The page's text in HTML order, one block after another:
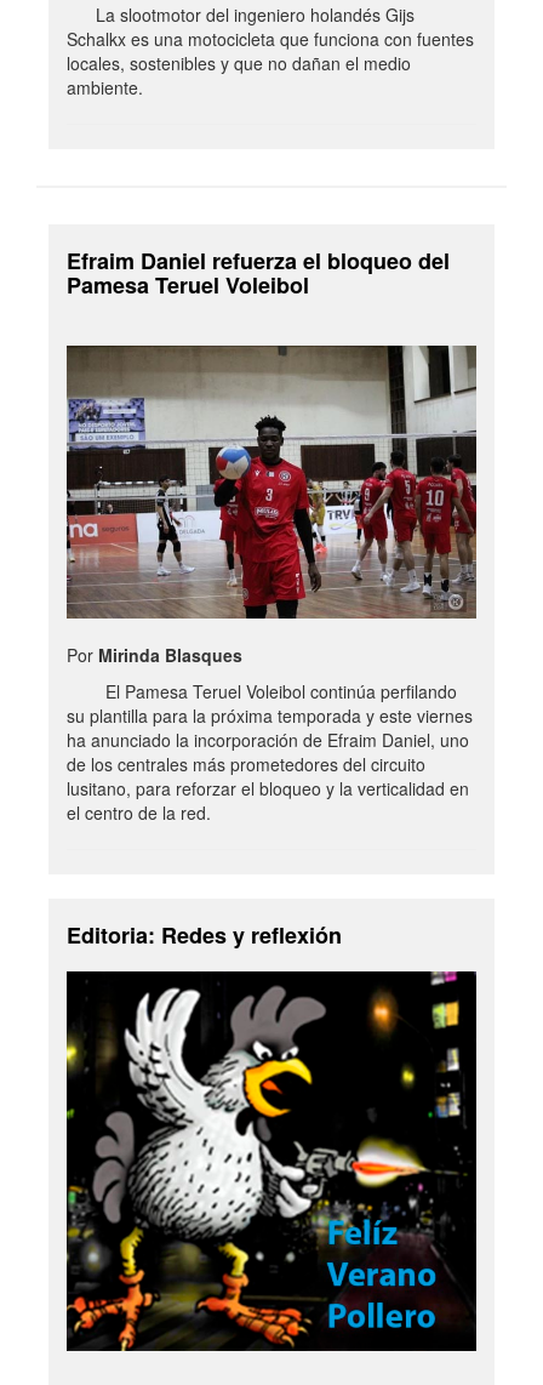
La slootmotor del ingeniero holandés Gijs
Schalkx es una motocicleta que funciona con fuentes
locales, sostenibles y que no dañan el medio
ambiente.
Efraim Daniel refuerza el bloqueo del
Pamesa Teruel Voleibol
Por Mirinda Blasques
El Pamesa Teruel Voleibol continúa perfilando
su plantilla para la próxima temporada y este viernes
ha anunciado la incorporación de Efraim Daniel, uno
de los centrales más prometedores del circuito
lusitano, para reforzar el bloqueo y la verticalidad en
el centro de la red.
Editoria: Redes y reflexión